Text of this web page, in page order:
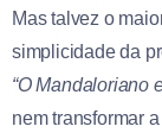
Mas talvez o
simplicidade da
“O Mandaloriano
nem transformar